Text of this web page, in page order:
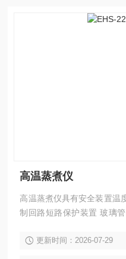
高温蒸煮仪
高温蒸煮仪具有安全装置温
制回路短路保护装置 玻璃
温度烧毁检测电路、湿球
更新时间：2026-07-29